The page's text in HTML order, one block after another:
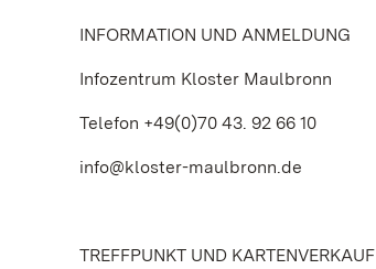
INFORMATION UND ANMELDUNG
Infozentrum Kloster Maulbronn
Telefon +49(0)70 43. 92 66 10
info@kloster-maulbronn.de
TREFFPUNKT UND KARTENVERKAUF